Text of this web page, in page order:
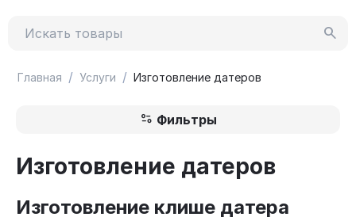
Главная / Услуги / Изготовление датеров
Фильтры
Изготовление датеров
Изготовление клише датера